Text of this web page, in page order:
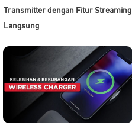
Transmitter dengan Fitur Streaming
Langsung